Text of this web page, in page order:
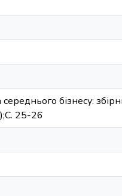
бізнесу:
25-26